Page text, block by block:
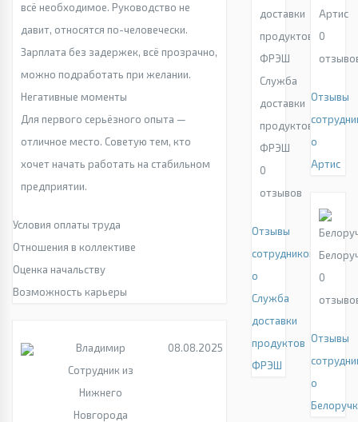
всё необходимое. Руководство не
давит, относятся по-человечески.
Зарплата без задержек, всё прозрачно,
можно подработать при желании.
Негативные моменты
Для первого серьёзного опыта —
отличное место. Советую тем, кто
хочет начать работать на стабильном
предприятии.
Условия оплаты труда
Отношения в коллективе
Оценка начальству
Возможность карьеры
Владимир
Сотрудник из
Нижнего
Новгорода
08.08.2025
Служба
доставки
продуктов
ФРЭШ
0
отзывов
Отзывы
сотрудников
о
Служба
доставки
продуктов
ФРЭШ
Артис
0
Отзывы
о
Артис
0
Отзывы
о